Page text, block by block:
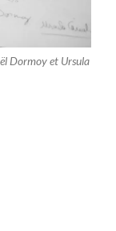
Dormoy et Ursula